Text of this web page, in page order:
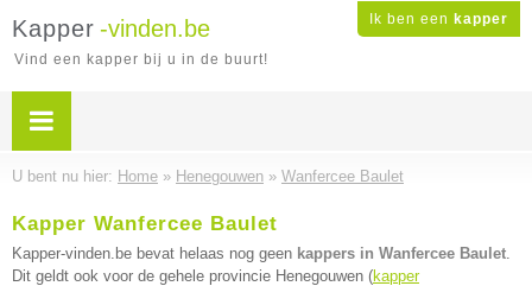
Ik ben een kapper
Kapper -vinden.be
Vind een kapper bij u in de buurt!
U bent nu hier: Home » Henegouwen » Wanfercee Baulet
Kapper Wanfercee Baulet
Kapper-vinden.be bevat helaas nog geen kappers in Wanfercee Baulet.
Dit geldt ook voor de gehele provincie Henegouwen (kapper